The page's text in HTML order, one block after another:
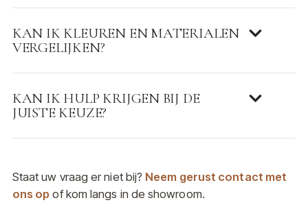
KAN IK KLEUREN EN MATERIALEN
VERGELIJKEN?
KAN IK HULP KRIJGEN BIJ DE
JUISTE KEUZE?
Staat uw vraag er niet bij? Neem gerust contact met
ons op of kom langs in de showroom.